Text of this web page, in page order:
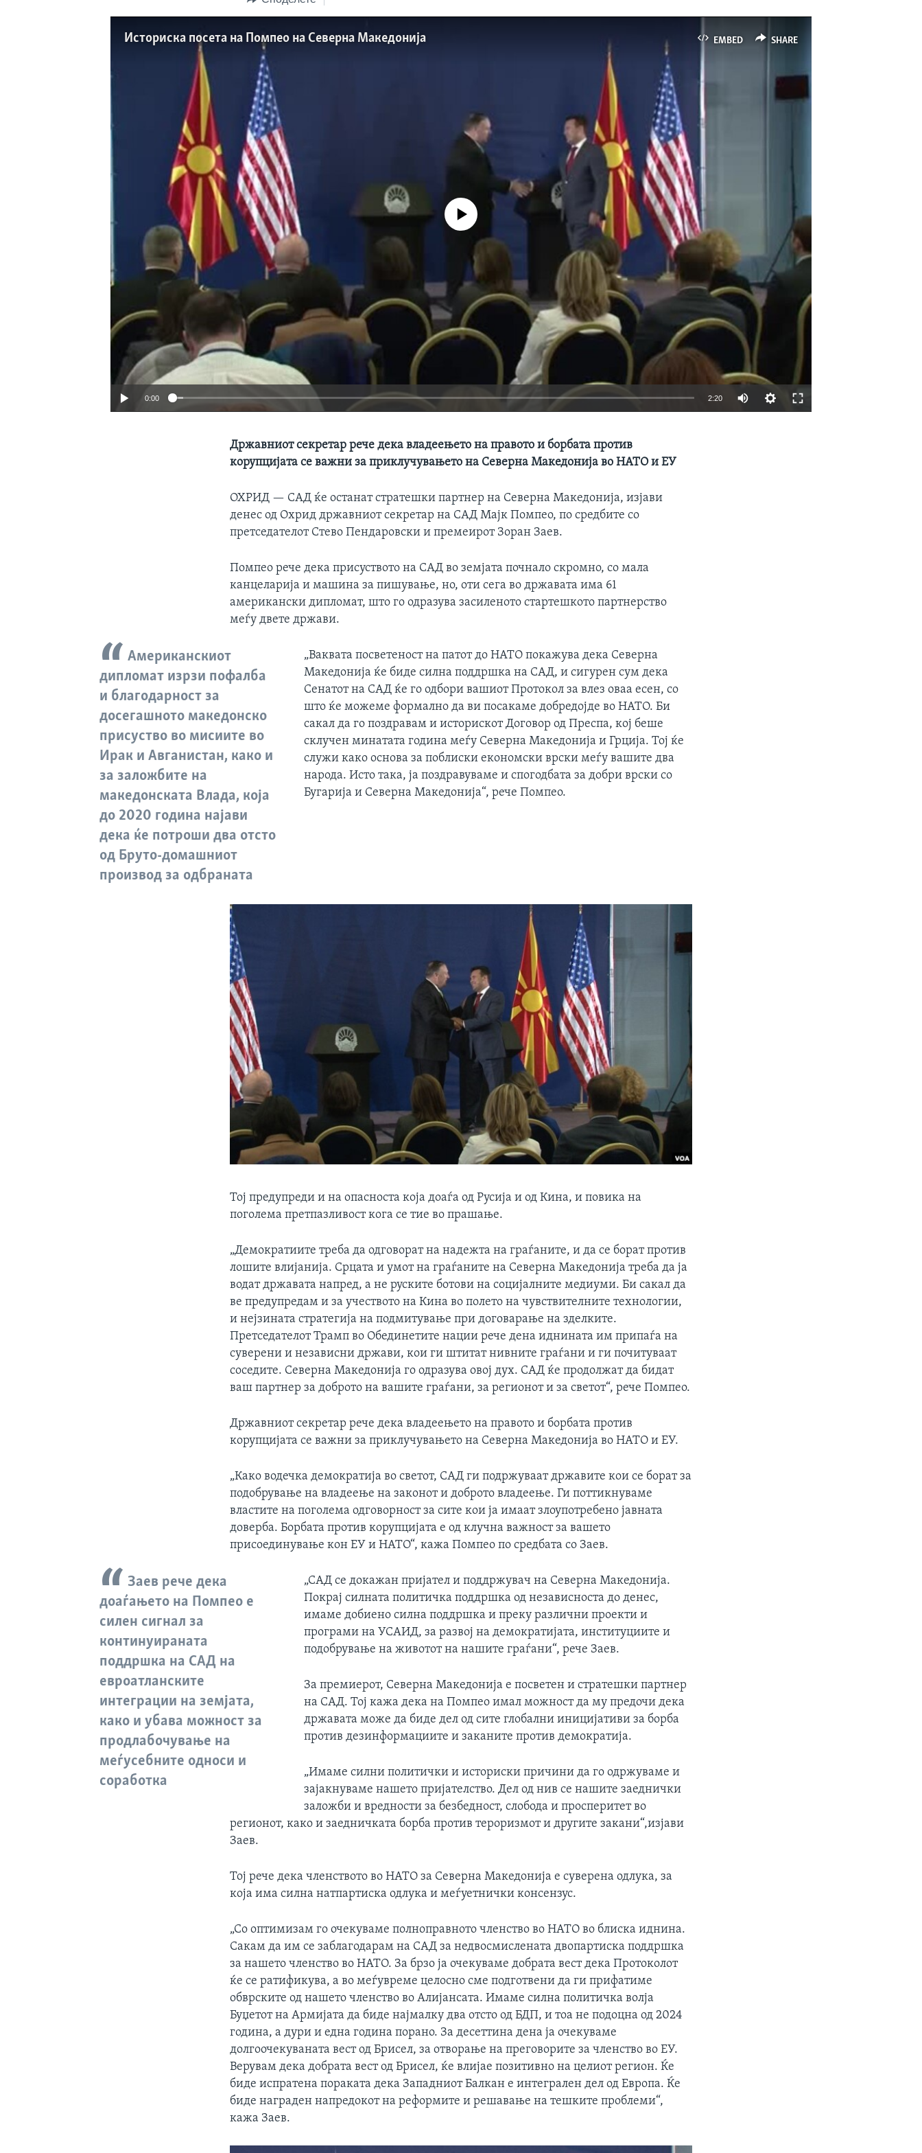
EMBED SHARE
Историска посета на Помпео на Северна Македонија
No media source currently available
0:00 2:20
Државниот секретар рече дека владеењето на правото и борбата против
корупцијата се важни за приклучувањето на Северна Македонија во НАТО и ЕУ
ОХРИД — САД ќе останат стратешки партнер на Северна Македонија, изјави
денес од Охрид државниот секретар на САД Мајк Помпео, по средбите со
претседателот Стево Пендаровски и премеирот Зоран Заев.
Помпео рече дека присуството на САД во земјата почнало скромно, со мала
канцеларија и машина за пишување, но, оти сега во државата има 61
американски дипломат, што го одразува засиленото стартешкото партнерство
меѓу двете држави.
Американскиот
дипломат изрзи пофалба
и благодарност за
досегашното македонско
присуство во мисиите во
Ирак и Авганистан, како и
за заложбите на
македонската Влада, која
до 2020 година најави
дека ќе потроши два отсто
од Бруто-домашниот
производ за одбраната
„Ваквата посветеност на патот до НАТО покажува дека Северна
Македонија ќе биде силна поддршка на САД, и сигурен сум дека
Сенатот на САД ќе го одбори вашиот Протокол за влез оваа есен, со
што ќе можеме формално да ви посакаме добредојде во НАТО. Би
сакал да го поздравам и историскот Договор од Преспа, кој беше
склучен минатата година меѓу Северна Македонија и Грција. Тој ќе
служи како основа за поблиски економски врски меѓу вашите два
народа. Исто така, ја поздравуваме и спогодбата за добри врски со
Бугарија и Северна Македонија“, рече Помпео.
Тој предупреди и на опасноста која доаѓа од Русија и од Кина, и повика на
поголема претпазливост кога се тие во прашање.
„Демократиите треба да одговорат на надежта на граѓаните, и да се борат против
лошите влијанија. Срцата и умот на граѓаните на Северна Македонија треба да ја
водат државата напред, а не руските ботови на социјалните медиуми. Би сакал да
ве предупредам и за учеството на Кина во полето на чувствителните технологии,
и нејзината стратегија на подмитување при договарање на зделките.
Претседателот Трамп во Обединетите нации рече дена иднината им припаѓа на
суверени и независни држави, кои ги штитат нивните граѓани и ги почитуваат
соседите. Северна Македонија го одразува овој дух. САД ќе продолжат да бидат
ваш партнер за доброто на вашите граѓани, за регионот и за светот“, рече Помпео.
Државниот секретар рече дека владеењето на правото и борбата против
корупцијата се важни за приклучувањето на Северна Македонија во НАТО и ЕУ.
„Како водечка демократија во светот, САД ги подржуваат државите кои се борат за
подобрување на владеење на законот и доброто владеење. Ги поттикнуваме
властите на поголема одговорност за сите кои ја имаат злоупотребено јавната
доверба. Борбата против корупцијата е од клучна важност за вашето
присоединување кон ЕУ и НАТО“, кажа Помпео по средбата со Заев.
Заев рече дека
доаѓањето на Помпео е
силен сигнал за
континуираната
поддршка на САД на
евроатланските
интеграции на земјата,
како и убава можност за
продлабочување на
меѓусебните односи и
соработка
„САД се докажан пријател и поддржувач на Северна Македонија.
Покрај силната политичка поддршка од независноста до денес,
имаме добиено силна поддршка и преку различни проекти и
програми на УСАИД, за развој на демократијата, институциите и
подобрување на животот на нашите граѓани“, рече Заев.
За премиерот, Северна Македонија е посветен и стратешки партнер
на САД. Тој кажа дека на Помпео имал можност да му предочи дека
државата може да биде дел од сите глобални иницијативи за борба
против дезинформациите и заканите против демократија.
„Имаме силни политички и историски причини да го одржуваме и
зајакнуваме нашето пријателство. Дел од нив се нашите заеднички
заложби и вредности за безбедност, слобода и просперитет во
регионот, како и заедничката борба против тероризмот и другите закани“,изјави
Заев.
Тој рече дека членството во НАТО за Северна Македонија е суверена одлука, за
која има силна натпартиска одлука и меѓуетнички консензус.
„Со оптимизам го очекуваме полноправното членство во НАТО во блиска иднина.
Сакам да им се заблагодарам на САД за недвосмислената двопартиска поддршка
за нашето членство во НАТО. За брзо ја очекуваме добрата вест дека Протоколот
ќе се ратификува, а во меѓувреме целосно сме подготвени да ги прифатиме
обврските од нашето членство во Алијансата. Имаме силна политичка волја
Буџетот на Армијата да биде најмалку два отсто од БДП, и тоа не подоцна од 2024
година, а дури и една година порано. За десеттина дена ја очекуваме
долгоочекуваната вест од Брисел, за отворање на преговорите за членство во ЕУ.
Верувам дека добрата вест од Брисел, ќе влијае позитивно на целиот регион. Ќе
биде испратена пораката дека Западниот Балкан е интегрален дел од Европа. Ќе
биде награден напредокот на реформите и решавање на тешките проблеми“,
кажа Заев.